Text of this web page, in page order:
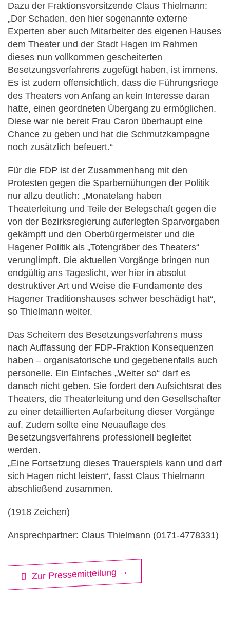
Dazu der Fraktionsvorsitzende Claus Thielmann:
„Der Schaden, den hier sogenannte externe
Experten aber auch Mitarbeiter des eigenen Hauses
dem Theater und der Stadt Hagen im Rahmen
dieses nun vollkommen gescheiterten
Besetzungsverfahrens zugefügt haben, ist immens.
Es ist zudem offensichtlich, dass die Führungsriege
des Theaters von Anfang an kein Interesse daran
hatte, einen geordneten Übergang zu ermöglichen.
Diese war nie bereit Frau Caron überhaupt eine
Chance zu geben und hat die Schmutzkampagne
noch zusätzlich befeuert.“
Für die FDP ist der Zusammenhang mit den
Protesten gegen die Sparbemühungen der Politik
nur allzu deutlich: „Monatelang haben
Theaterleitung und Teile der Belegschaft gegen die
von der Bezirksregierung auferlegten Sparvorgaben
gekämpft und den Oberbürgermeister und die
Hagener Politik als „Totengräber des Theaters“
verunglimpft. Die aktuellen Vorgänge bringen nun
endgültig ans Tageslicht, wer hier in absolut
destruktiver Art und Weise die Fundamente des
Hagener Traditionshauses schwer beschädigt hat“,
so Thielmann weiter.
Das Scheitern des Besetzungsverfahrens muss
nach Auffassung der FDP-Fraktion Konsequenzen
haben – organisatorische und gegebenenfalls auch
personelle. Ein Einfaches „Weiter so“ darf es
danach nicht geben. Sie fordert den Aufsichtsrat des
Theaters, die Theaterleitung und den Gesellschafter
zu einer detaillierten Aufarbeitung dieser Vorgänge
auf. Zudem sollte eine Neuauflage des
Besetzungsverfahrens professionell begleitet
werden.
„Eine Fortsetzung dieses Trauerspiels kann und darf
sich Hagen nicht leisten“, fasst Claus Thielmann
abschließend zusammen.
(1918 Zeichen)
Ansprechpartner: Claus Thielmann (0171-4778331)
Zur Pressemitteilung →